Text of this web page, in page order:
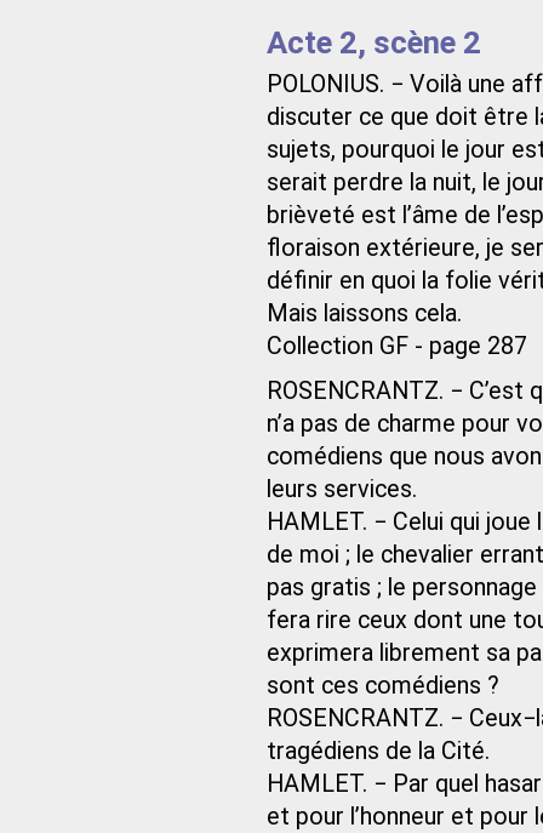
Acte 2, scène 2
POLONIUS. − Voilà une
discuter ce que doit être
sujets, pourquoi le jour
serait perdre la nuit, le
brièveté est l’âme de
floraison extérieure, je
définir en quoi la folie
Mais laissons cela.
Collection GF - page 287
ROSENCRANTZ. − C’est
n’a pas de charme pour
comédiens que nous
leurs services.
HAMLET. − Celui qui
de moi ; le chevalier
pas gratis ; le
fera rire ceux dont une
exprimera librement sa
sont ces comédiens ?
ROSENCRANTZ. −
tragédiens de la Cité.
HAMLET. − Par quel
et pour l’honneur et